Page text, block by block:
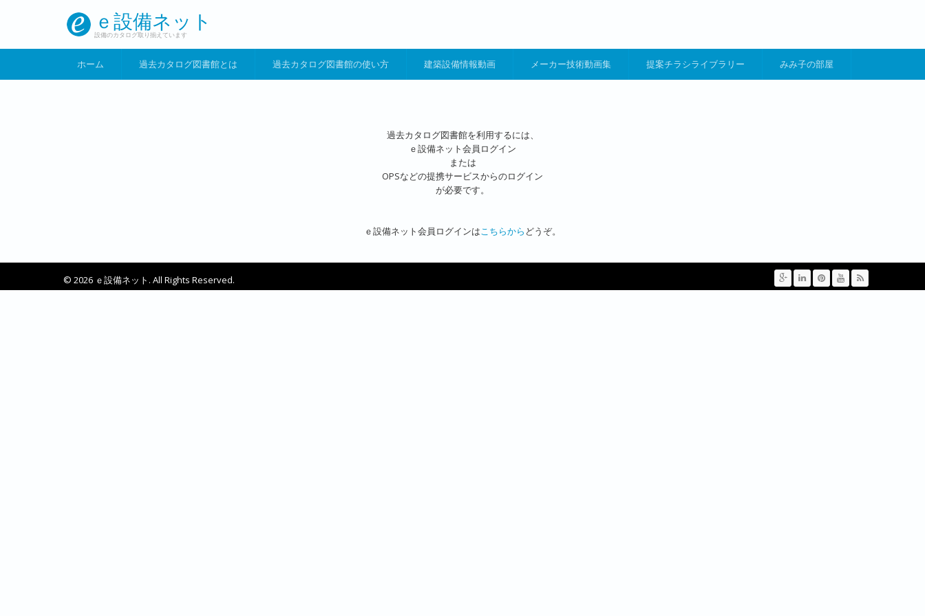
ｅ設備ネット
設備のカタログ取り揃えています
ホーム 過去カタログ図書館とは 過去カタログ図書館の使い方 建築設備情報動画 メーカー技術動画集 提案チラシライブラリー みみ子の部屋
過去カタログ図書館を利用するには、
ｅ設備ネット会員ログイン
または
OPSなどの提携サービスからのログイン
が必要です。
ｅ設備ネット会員ログインはこちらから どうぞ。
© 2026 ｅ設備ネット. All Rights Reserved.